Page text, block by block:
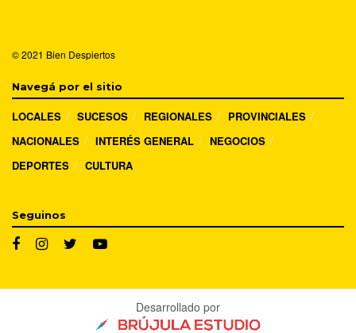
© 2021 Bien Despiertos
Navegá por el sitio
LOCALES SUCESOS REGIONALES
PROVINCIALES
NACIONALES
INTERÉS GENERAL
NEGOCIOS
DEPORTES
CULTURA
Seguinos
Desarrollado por